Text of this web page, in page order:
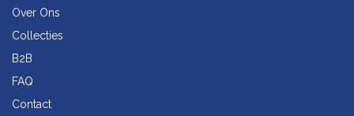
Over Ons
Collecties
B2B
FAQ
Contact